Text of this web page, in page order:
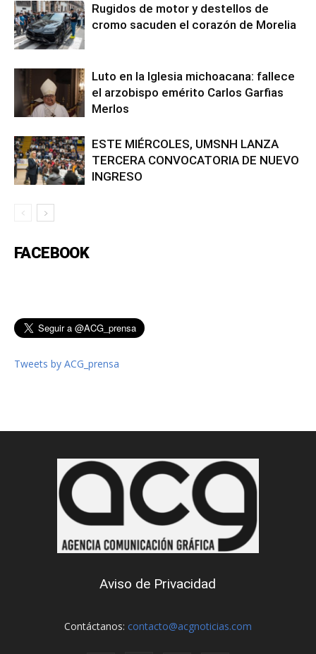
Rugidos de motor y destellos de
cromo sacuden el corazón de Morelia
Luto en la Iglesia michoacana: fallece
el arzobispo emérito Carlos Garfias
Merlos
ESTE MIÉRCOLES, UMSNH LANZA
TERCERA CONVOCATORIA DE NUEVO
INGRESO
FACEBOOK
Tweets by ACG_prensa
Aviso de Privacidad
Contáctanos: contacto@acgnoticias.com